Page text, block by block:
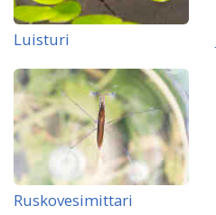
Luisturi
Ruskovesimittari